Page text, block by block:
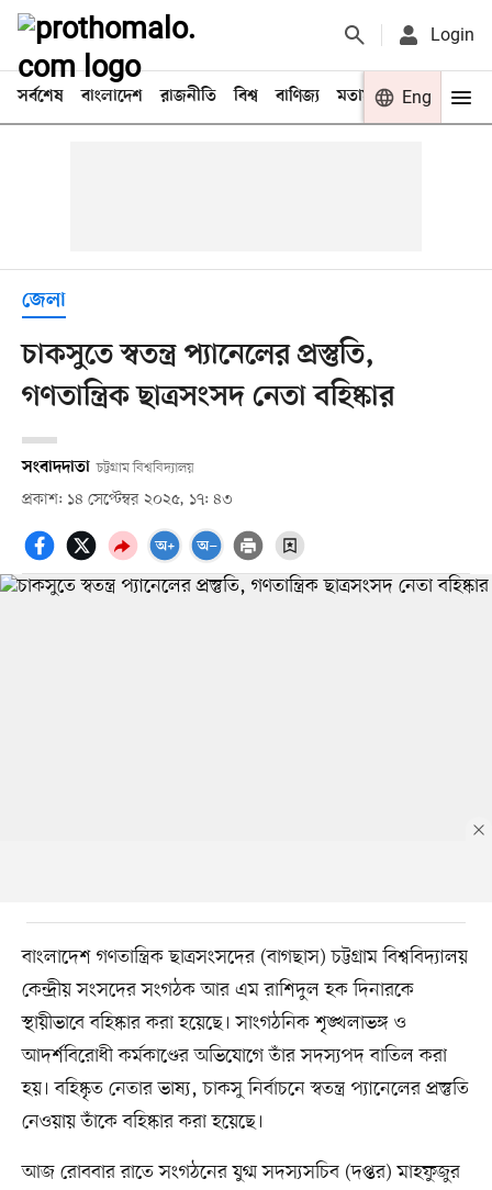
Login
সর্বশেষ বাংলাদেশ রাজনীতি বিশ্ব বাণিজ্য মতামত খেলা
Eng
জেলা
চাকসুতে স্বতন্ত্র প্যানেলের প্রস্তুতি,
গণতান্ত্রিক ছাত্রসংসদ নেতা বহিষ্কার
সংবাদদাতা চট্টগ্রাম বিশ্ববিদ্যালয়
প্রকাশ: ১৪ সেপ্টেম্বর ২০২৫, ১৭: ৪৩
বাংলাদেশ গণতান্ত্রিক ছাত্রসংসদের (বাগছাস) চট্টগ্রাম বিশ্ববিদ্যালয়
কেন্দ্রীয় সংসদের সংগঠক আর এম রাশিদুল হক দিনারকে
স্থায়ীভাবে বহিষ্কার করা হয়েছে। সাংগঠনিক শৃঙ্খলাভঙ্গ ও
আদর্শবিরোধী কর্মকাণ্ডের অভিযোগে তাঁর সদস্যপদ বাতিল করা
হয়। বহিষ্কৃত নেতার ভাষ্য, চাকসু নির্বাচনে স্বতন্ত্র প্যানেলের প্রস্তুতি
নেওয়ায় তাঁকে বহিষ্কার করা হয়েছে।
আজ রোববার রাতে সংগঠনের যুগ্ম সদস্যসচিব (দপ্তর) মাহফুজুর